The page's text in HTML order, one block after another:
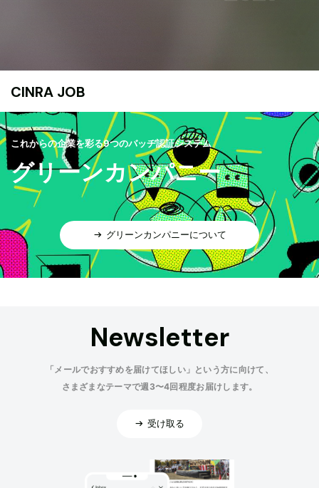
CINRA JOB
これからの企業を彩る9つのバッヂ認証システム
グリーンカンパニー
グリーンカンパニーについて
Newsletter
「メールでおすすめを届けてほしい」という方に向けて、
さまざまなテーマで週3〜4回程度お届けします。
受け取る